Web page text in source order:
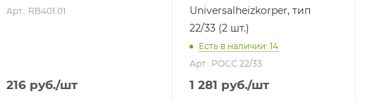
Арт.: RB401.01
216 руб./шт
Universalheizkorper, тип
22/33 (2 шт.)
Есть в наличии: 14
Арт.: РОСС 22/33
1 281 руб./шт